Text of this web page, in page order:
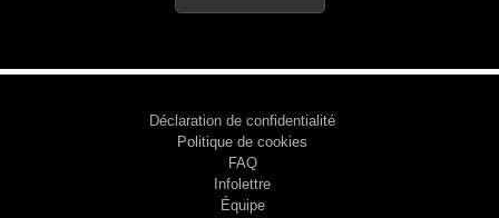
Déclaration de confidentialité
Politique de cookies
FAQ
Infolettre
Équipe